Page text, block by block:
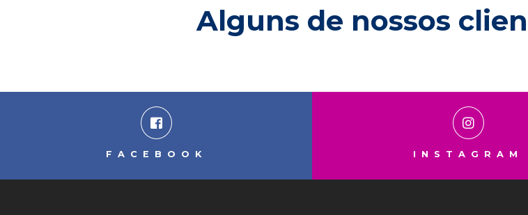
Alguns de nossos
FACEBOOK INSTAGRAM